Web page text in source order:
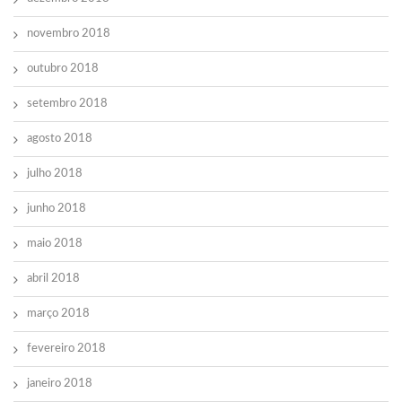
novembro 2018
outubro 2018
setembro 2018
agosto 2018
julho 2018
junho 2018
maio 2018
abril 2018
março 2018
fevereiro 2018
janeiro 2018